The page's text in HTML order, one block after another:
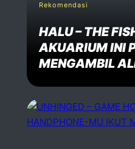
Rekomendasi
HALU – THE
AKUARIUM INI
MENGAMBIL